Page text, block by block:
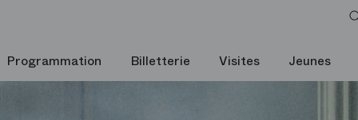
Programmation Billetterie Visites Jeunes